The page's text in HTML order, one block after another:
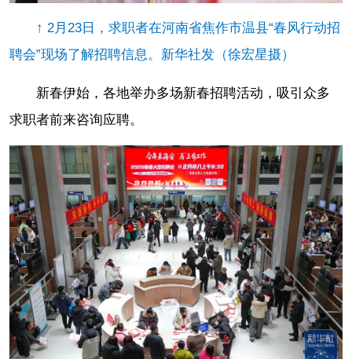
↑ 2月23日，求职者在河南省焦作市温县“春风行动招
聘会”现场了解招聘信息。新华社发（徐宏星摄）
新春伊始，各地举办多场新春招聘活动，吸引众多
求职者前来咨询应聘。